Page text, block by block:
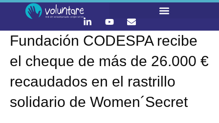
Fundación CODESPA recibe
el cheque de más de 26.000 €
recaudados en el rastrillo
solidario de Women´Secret